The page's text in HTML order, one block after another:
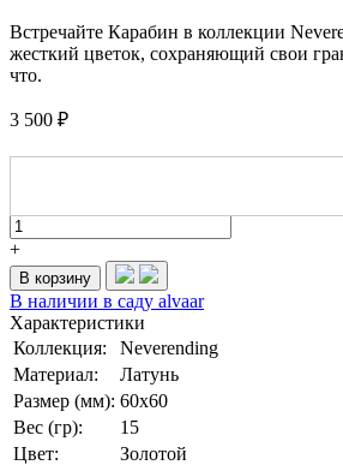
Встречайте Карабин в коллекции
жесткий цветок, сохраняющий свои
что.
3 500 ₽
+
В корзину
В наличии в саду alvaar
Характеристики
Коллекция:
Neverending
Материал:
Латунь
Размер (мм): 60х60
Вес (гр):
15
Цвет:
Золотой